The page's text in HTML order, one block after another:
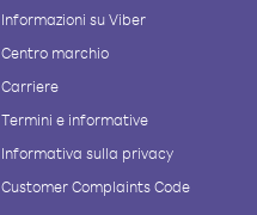
Informazioni su Viber
Centro marchio
Carriere
Termini e informative
Informativa sulla privacy
Customer Complaints Code